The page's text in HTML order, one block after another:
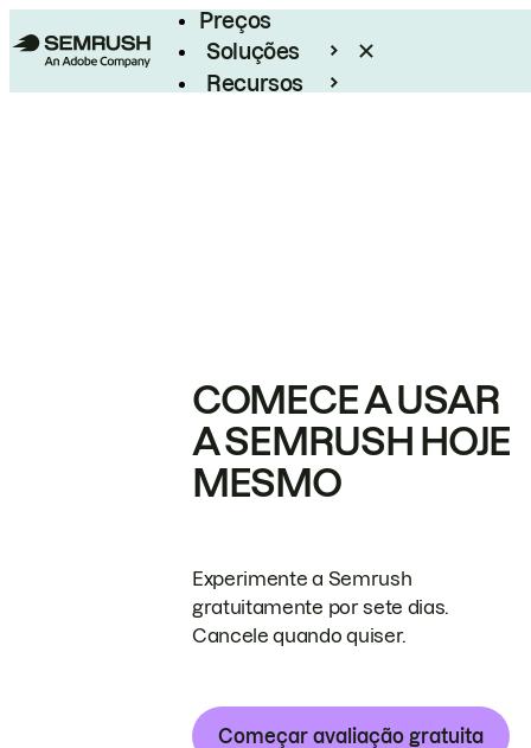
Preços
Soluções
Recursos
COMECE A USAR
A SEMRUSH HOJE
MESMO
Experimente a Semrush
gratuitamente por sete dias.
Cancele quando quiser.
Começar avaliação gratuita